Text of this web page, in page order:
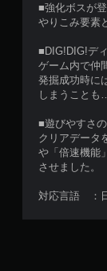
■強化ボスが登
やりこみ要素
■DIG!DIG!デ
ゲーム内で仲
発掘成功時に
しまうことも
■遊びやすさ
クリアデータ
や「倍速機能
させました。
対応言語 ：